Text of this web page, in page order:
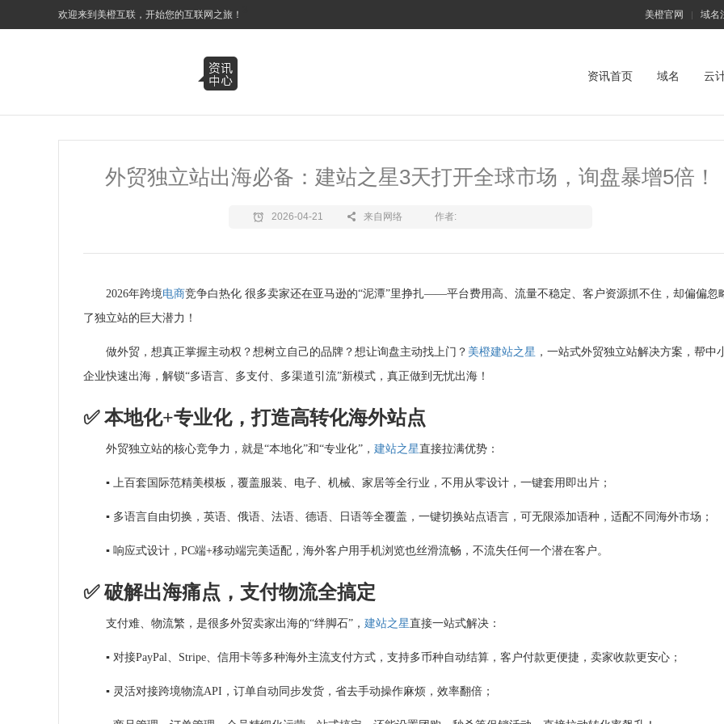
欢迎来到美橙互联，开始您的互联网之旅！ 美橙官网 | 域名
资讯首页 域名 云
外贸独立站出海必备：建站之星3天打开全球市场，询盘暴增5倍！
2026-04-21 来自网络 作者:
2026年跨境电商竞争白热化 很多卖家还在亚马逊的“泥潭”里挣扎——平台费用高、流量不稳定、客户资源抓不住，却偏偏忽
了独立站的巨大潜力！
做外贸，想真正掌握主动权？想树立自己的品牌？想让询盘主动找上门？ 美橙建站之星 ，一站式外贸独立站解决方案，帮中
企业快速出海，解锁“多语言、多支付、多渠道引流”新模式，真正做到无忧出海！
✅ 本地化+专业化，打造高转化海外站点
外贸独立站的核心竞争力，就是“本地化”和“专业化”， 建站之星直接拉满优势：
▪ 上百套国际范精美模板，覆盖服装、电子、机械、家居等全行业，不用从零设计，一键套用即出片；
▪ 多语言自由切换，英语、俄语、法语、德语、日语等全覆盖，一键切换站点语言，可无限添加语种，适配不同海外市场；
▪ 响应式设计，PC端+移动端完美适配，海外客户用手机浏览也丝滑流畅，不流失任何一个潜在客户。
✅ 破解出海痛点，支付物流全搞定
支付难、物流繁，是很多外贸卖家出海的“绊脚石”， 建站之星直接一站式解决：
▪ 对接PayPal、Stripe、信用卡等多种海外主流支付方式，支持多币种自动结算，客户付款更便捷，卖家收款更安心；
▪ 灵活对接跨境物流API，订单自动同步发货，省去手动操作麻烦，效率翻倍；